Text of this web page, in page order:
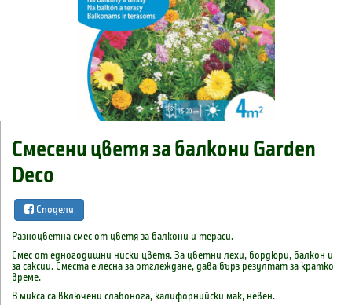
Смесени цветя за балкони Garden
Deco
Сподели
Разноцветна смес от цветя за балкони и тераси.
Смес от едногодишни ниски цветя. За цветни лехи, бордюри, балкон и
за саксии. Сместа е лесна за отглеждане, дава бърз резултат за кратко
време.
В микса са включени слабонога, калифорнийски мак, невен.